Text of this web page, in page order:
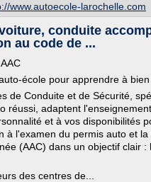
www.autoecole-larochelle.com
conduite
au code de ...
école pour apprendre à bien
de Conduite et de Sécurité,
réussi, adaptent
et à vos disponibilités
à l'examen du permis auto et la
(AAC) dans un objectif clair :
des centres de...